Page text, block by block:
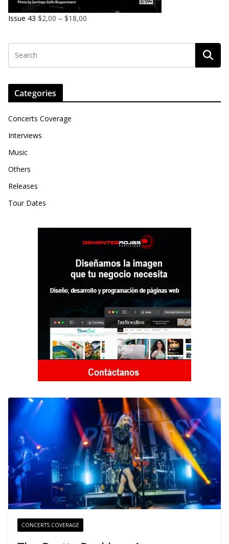
Issue 43 $2,00 – $18,00
Categories
Concerts Coverage
Interviews
Music
Others
Releases
Tour Dates
CONCERTS COVERAGE